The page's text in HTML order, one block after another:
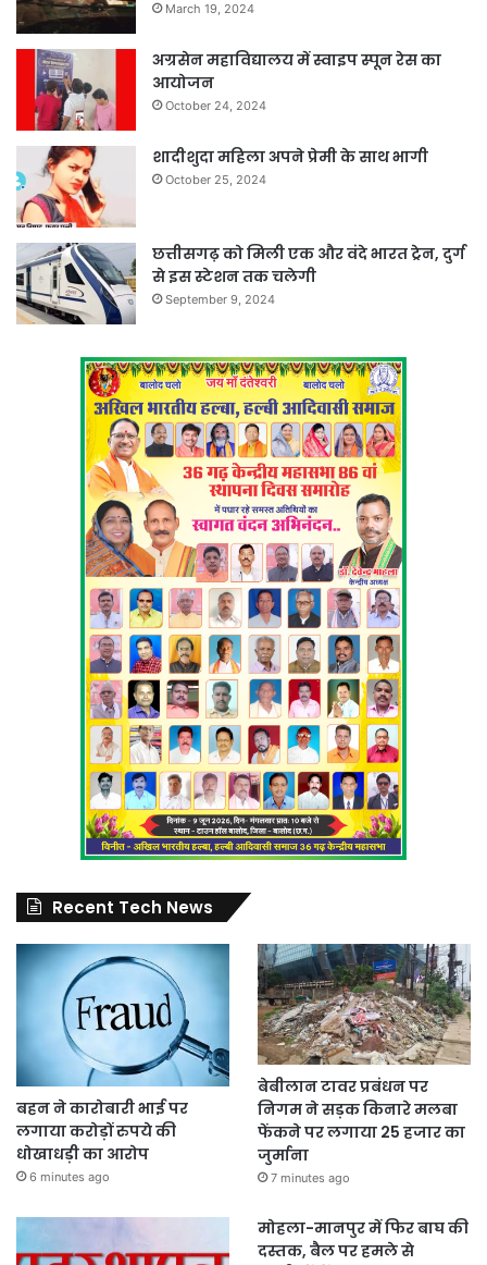
March 19, 2024
अग्रसेन महाविद्यालय में स्वाइप स्पून रेस का
आयोजन
October 24, 2024
शादीशुदा महिला अपने प्रेमी के साथ भागी
October 25, 2024
छत्तीसगढ़ को मिली एक और वंदे भारत ट्रेन, दुर्ग
से इस स्टेशन तक चलेगी
September 9, 2024
Recent Tech News
बहन ने कारोबारी भाई पर
लगाया करोड़ों रुपये की
धोखाधड़ी का आरोप
6 minutes ago
बेबीलान टावर प्रबंधन पर
निगम ने सड़क किनारे मलबा
फेंकने पर लगाया 25 हजार का
जुर्माना
7 minutes ago
मोहला-मानपुर में फिर बाघ की
दस्तक, बैल पर हमले से